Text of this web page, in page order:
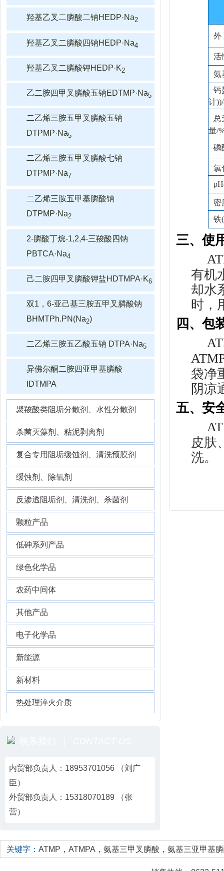
羟基乙叉二膦酸二钠HEDP·Na2
羟基乙叉二膦酸四钠HEDP·Na4
羟基乙叉二膦酸钾HEDP·K2
乙二胺四甲叉膦酸五钠EDTMP·Na5
二乙烯三胺五甲叉膦酸五钠
DTPMP·Na5
二乙烯三胺五甲叉膦酸七钠
DTPMP·Na7
二乙烯三胺五甲基膦酸钠
DTPMP·Na2
2-膦酸丁烷-1,2,4-三羧酸四钠
PBTCA·Na4
己二胺四甲叉膦酸钾盐HDTMPA·K6
双1，6-亚己基三胺五甲叉膦酸钠
BHMTPh.PN(Na2)
二乙烯三胺五乙酸五钠 DTPA·Na5
异佛尔酮二胺四亚甲基膦酸
IDTMPA
聚羧酸类阻垢分散剂、水性分散剂
杀菌灭藻剂、粘泥剥离剂
复合专用阻垢缓蚀剂、清洗预膜剂
缓蚀剂、除氧剂
反渗透阻垢剂、清洗剂、杀菌剂
颗粒产品
低砷系列产品
绿色化学品
农药中间体
其他产品
电子化学品
新能源
新材料
热处理淬火介质
内贸部负责人：18953701056 （刘广
臣）
外贸部负责人：15318070189 （张
营）
外
活
氨
钙
计
总
量/
磷
氯
密
铁
三、使
有机
却水
时，
四、包
袋净
阴凉
五、安
皮肤
洗。
关键字： ATMP ， ATMPA ， 氨基三甲叉膦酸 ， 氨基三亚甲基